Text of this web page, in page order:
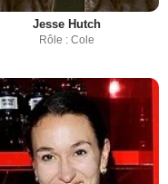
Jesse Hutch
Rôle : Cole